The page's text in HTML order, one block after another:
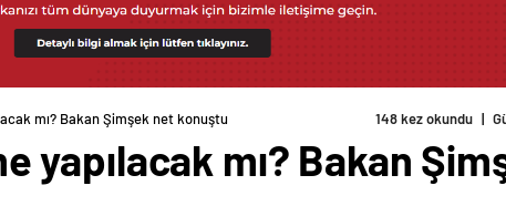
mı? Bakan Şimşek net konuştu 148 kez okundu |
yapılacak mı? Bakan